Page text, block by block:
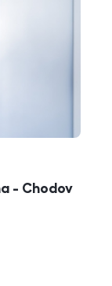
- Chodov